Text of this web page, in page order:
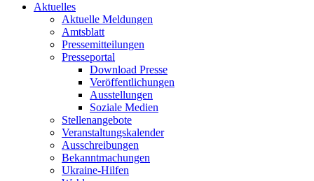
Aktuelles
Aktuelle Meldungen
Amtsblatt
Pressemitteilungen
Presseportal
Download Presse
Veröffentlichungen
Ausstellungen
Soziale Medien
Stellenangebote
Veranstaltungskalender
Ausschreibungen
Bekanntmachungen
Ukraine-Hilfen